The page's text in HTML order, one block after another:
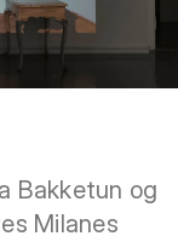
Bakketun og
Milanes